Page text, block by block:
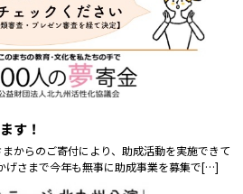
す！
からのご寄付により、助成活動を実施できて
げさまで今年も無事に助成事業を募集で[…]